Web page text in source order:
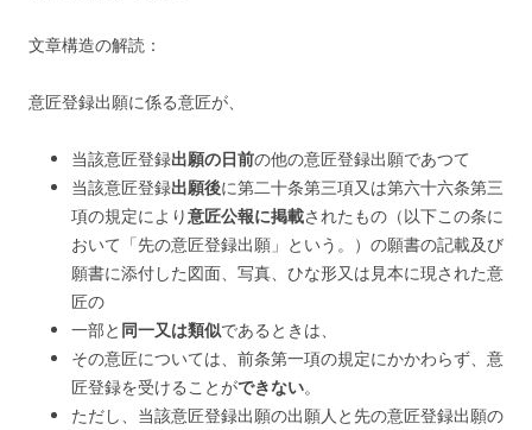
文章構造の解読：
意匠登録出願に係る意匠が、
当該意匠登録出願の日前の他の意匠登録出願であつて
当該意匠登録出願後に第二十条第三項又は第六十六条第三
項の規定により意匠公報に掲載されたもの（以下この条に
おいて「先の意匠登録出願」という。）の願書の記載及び
願書に添付した図面、写真、ひな形又は見本に現された意
匠の
一部と 同一又は類似であるときは、
その意匠については、前条第一項の規定にかかわらず、意
匠登録を受けることができない。
ただし、当該意匠登録出願の出願人と先の意匠登録出願の